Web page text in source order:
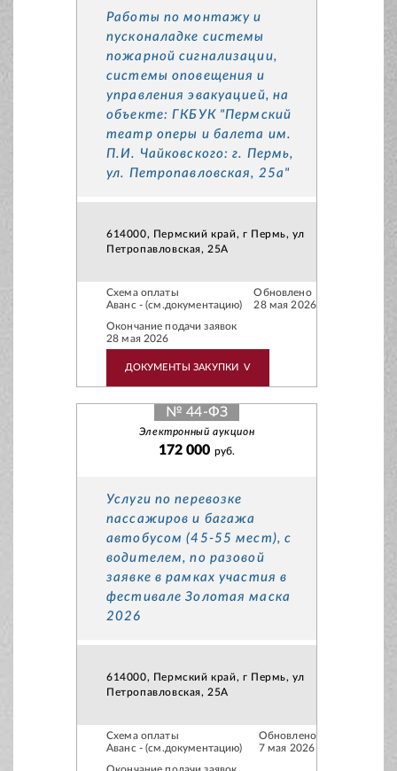
Работы по монтажу и
пусконаладке системы
пожарной сигнализации,
системы оповещения и
управления эвакуацией, на
объекте: ГКБУК "Пермский
театр оперы и балета им.
П.И. Чайковского: г. Пермь,
ул. Петропавловская, 25а"
614000, Пермский край, г Пермь, ул
Петропавловская, 25А
Схема оплаты
Аванс - (см.документацию)
Обновлено
28 мая 2026
Окончание подачи заявок
28 мая 2026
ДОКУМЕНТЫ ЗАКУПКИ V
№ 44-ФЗ
Электронный аукцион
172 000 руб.
Услуги по перевозке
пассажиров и багажа
автобусом (45-55 мест), с
водителем, по разовой
заявке в рамках участия в
фестивале Золотая маска
2026
614000, Пермский край, г Пермь, ул
Петропавловская, 25А
Схема оплаты
Аванс - (см.документацию)
Обновлено
7 мая 2026